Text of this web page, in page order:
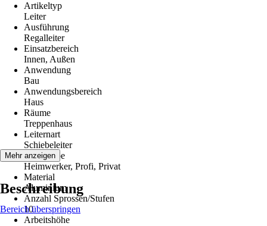
Artikeltyp
Leiter
Ausführung
Regalleiter
Einsatzbereich
Innen, Außen
Anwendung
Bau
Anwendungsbereich
Haus
Räume
Treppenhaus
Leiternart
Schiebeleiter
Zielgruppe
Heimwerker, Profi, Privat
Material
Aluminium
Anzahl Sprossen/Stufen
10
Arbeitshöhe
Mehr anzeigen
Beschreibung
Bereich überspringen